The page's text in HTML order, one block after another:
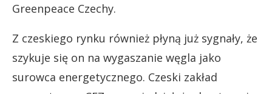
Greenpeace Czechy.
Z czeskiego rynku również płyną już sygnały, że
szykuje się on na wygaszanie węgla jako
surowca energetycznego. Czeski zakład